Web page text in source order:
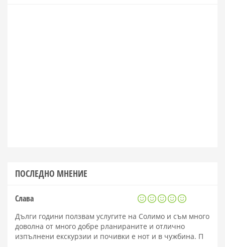
ПОСЛЕДНО МНЕНИЕ
Слава
Дълги години ползвам услугите на Солимо и съм много
доволна от много добре рланираните и отлично
изпълнени екскурзии и почивки е нот и в чужбина. П